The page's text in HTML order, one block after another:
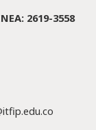
2619-3558